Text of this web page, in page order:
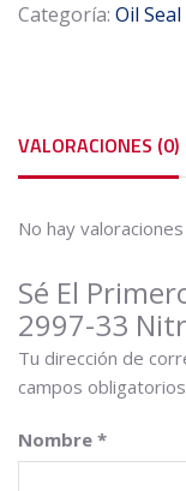
cantidad
Categoría: Oil Seal
VALORACIONES (0)
No hay valoraciones
Sé El
2997-33
Tu dirección de
campos
Nombre *